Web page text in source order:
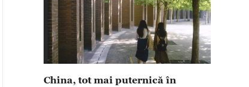
China, tot mai puternică în